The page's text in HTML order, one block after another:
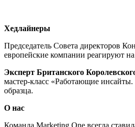
Хедлайнеры
Председатель Совета директоров
европейские компании реагируют
Эксперт Британского
мастер-класс «Работающие
образца.
О нас